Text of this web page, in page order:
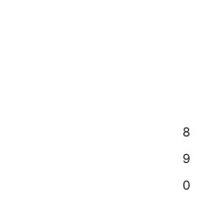
8
9
0